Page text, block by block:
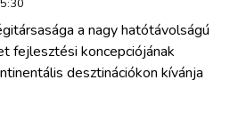
a nagy hatótávolságú
fejlesztési koncepciójának
desztinációkon kívánja